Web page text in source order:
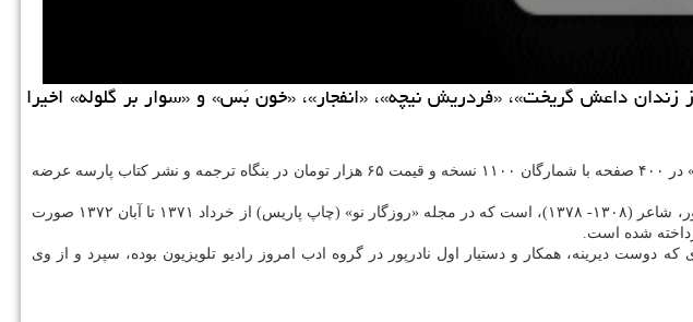
داعش گریخت»، «فردریش نیچه»، «انفجار»، «خون بَس» و «سوار بر گلوله» اخیرا
نو: گفت وگوی صدرالدین الهی با نادر نادرپور » در ۴۰۰ صفحه با شمارگان ۱۱۰۰ نسخه و قیمت ۶۵ هزار تومان در بنگاه ترجمه و نشر كتاب پارسه عرضه
در نوشته پشت جلد كتاب آمده است: كتاب حاضر حاصل مصاحبه هفده ماهه صدرالدین الهی، روزنامه نگار، با نادر نادرپور، شاعر (۱۳۰۸- ۱۳۷۸)، است كه در مجله «روزگار نو» (چاپ پاریس) از خرداد ۱۳۷۱ تا آبان ۱۳۷۲ صورت
شده است.
دیرینه، همكار و دستیار اول نادرپور در گروه ادب امروز رادیو تلویزیون بوده، سپرد و از وی